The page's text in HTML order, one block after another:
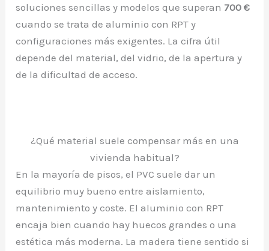
soluciones sencillas y modelos que superan 700 €
cuando se trata de aluminio con RPT y
configuraciones más exigentes. La cifra útil
depende del material, del vidrio, de la apertura y
de la dificultad de acceso.
¿Qué material suele compensar más en una
vivienda habitual?
En la mayoría de pisos, el PVC suele dar un
equilibrio muy bueno entre aislamiento,
mantenimiento y coste. El aluminio con RPT
encaja bien cuando hay huecos grandes o una
estética más moderna. La madera tiene sentido si